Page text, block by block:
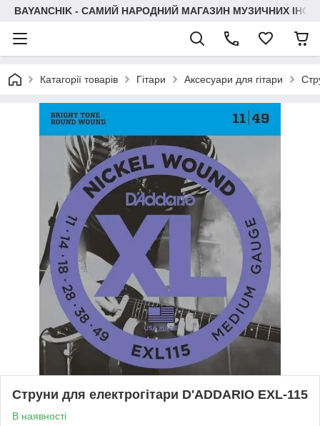
BAYANCHIK - САМИЙ НАРОДНИЙ МАГАЗИН МУЗИЧНИХ
Катагорії товарів Гітари Аксесуари для гітари
Струни для електрогітари D'ADDARIO EXL-115
В наявності